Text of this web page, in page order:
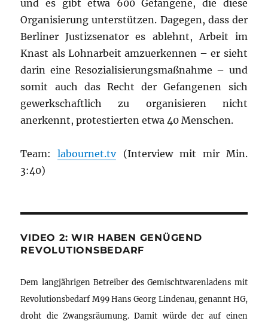
und es gibt etwa 600 Gefangene, die diese
Organisierung unterstützen. Dagegen, dass der
Berliner Justizsenator es ablehnt, Arbeit im
Knast als Lohnarbeit amzuerkennen – er sieht
darin eine Resozialisierungsmaßnahme – und
somit auch das Recht der Gefangenen sich
gewerkschaftlich zu organisieren nicht
anerkennt, protestierten etwa 40 Menschen.
Team:labournet.tv(Interview mit mir Min.
3:40)
VIDEO 2: WIR HABEN GENÜGEND
REVOLUTIONSBEDARF
Dem langjährigen Betreiber des Gemischtwarenladens mit
Revolutionsbedarf M99 Hans Georg Lindenau, genannt HG,
droht die Zwangsräumung. Damit würde der auf einen